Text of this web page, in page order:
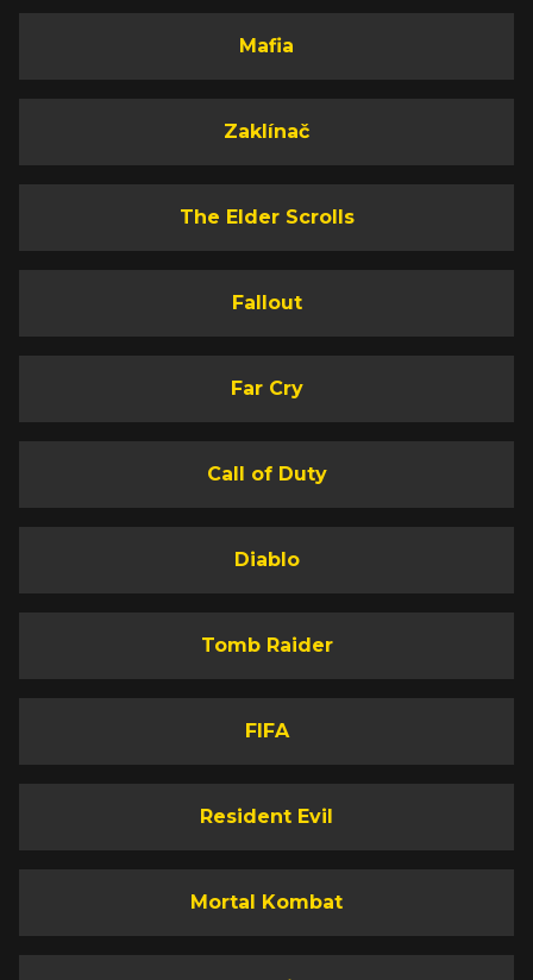
Mafia
Zaklínač
The Elder Scrolls
Fallout
Far Cry
Call of Duty
Diablo
Tomb Raider
FIFA
Resident Evil
Mortal Kombat